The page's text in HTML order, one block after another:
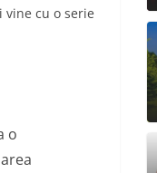
vine cu o serie
o